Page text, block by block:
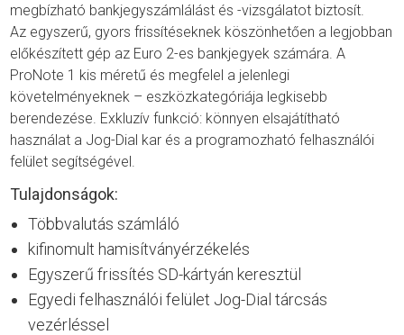
megbízható bankjegyszámlálást és -vizsgálatot biztosít.
Az egyszerű, gyors frissítéseknek köszönhetően a legjobban
előkészített gép az Euro 2-es bankjegyek számára. A
ProNote 1 kis méretű és megfelel a jelenlegi
követelményeknek – eszközkategóriája legkisebb
berendezése. Exkluzív funkció: könnyen elsajátítható
használat a Jog-Dial kar és a programozható felhasználói
felület segítségével.
Tulajdonságok:
Többvalutás számláló
kifinomult hamisítványérzékelés
Egyszerű frissítés SD-kártyán keresztül
Egyedi felhasználói felület Jog-Dial tárcsás
vezérléssel